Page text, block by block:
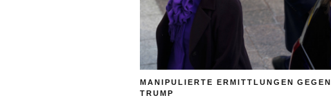
MANIPULIERTE ERMITTLUNGEN GEGEN
TRUMP